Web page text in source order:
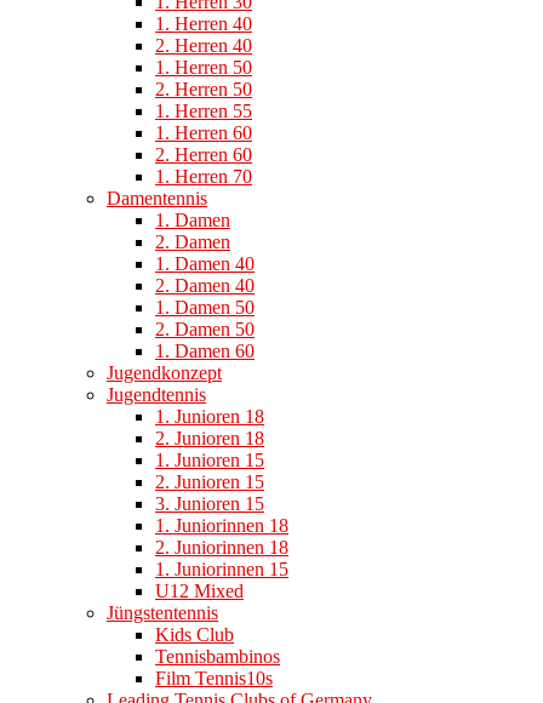
1. Herren 40
2. Herren 40
1. Herren 50
2. Herren 50
1. Herren 55
1. Herren 60
2. Herren 60
1. Herren 70
Damentennis
1. Damen
2. Damen
1. Damen 40
2. Damen 40
1. Damen 50
2. Damen 50
1. Damen 60
Jugendkonzept
Jugendtennis
1. Junioren 18
2. Junioren 18
1. Junioren 15
2. Junioren 15
3. Junioren 15
1. Juniorinnen 18
2. Juniorinnen 18
1. Juniorinnen 15
U12 Mixed
Jüngstentennis
Kids Club
Tennisbambinos
Film Tennis10s